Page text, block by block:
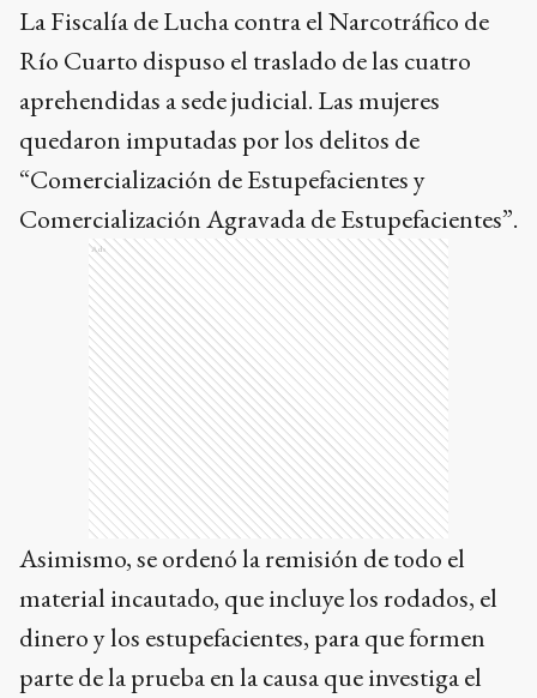
La Fiscalía de Lucha contra el Narcotráfico de
Río Cuarto dispuso el traslado de las cuatro
aprehendidas a sede judicial. Las mujeres
quedaron imputadas por los delitos de
“Comercialización de Estupefacientes y
Comercialización Agravada de Estupefacientes”.
Ads
Asimismo, se ordenó la remisión de todo el
material incautado, que incluye los rodados, el
dinero y los estupefacientes, para que formen
parte de la prueba en la causa que investiga el